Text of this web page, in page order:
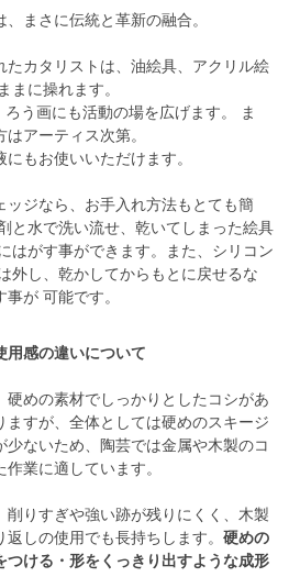
まさに伝統と革新の融合。
たカタリストは、油絵具、アクリル絵
まに操れます。
う画にも活動の場を広げます。 ま
アーティス次第。
もお使いいただけます。
ッジなら、お手入れ方法もとても簡
と水で洗い流せ、乾いてしまった絵具
はがす事ができます。また、シリコン
外し、乾かしてからもとに戻せるな
が 可能です。
用感の違いについて
めの素材でしっかりとしたコシがあ
ますが、全体としては硬めのスキージ
ないため、陶芸では金属や木製のコ
業に適しています。
りすぎや強い跡が残りにくく、木製
しの使用でも長持ちします。 硬めの
つける・形をくっきり出すような成形